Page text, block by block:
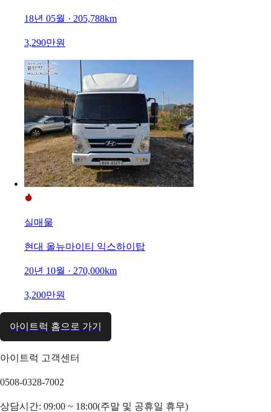
18년 05월 · 205,788km
3,290만원
실매물
현대 올뉴마이티 익스하이탑
20년 10월 · 270,000km
3,200만원
아이트럭 홈으로 가기
아이트럭 고객센터
0508-0328-7002
상담시간: 09:00 ~ 18:00(주말 및 공휴일 휴무)